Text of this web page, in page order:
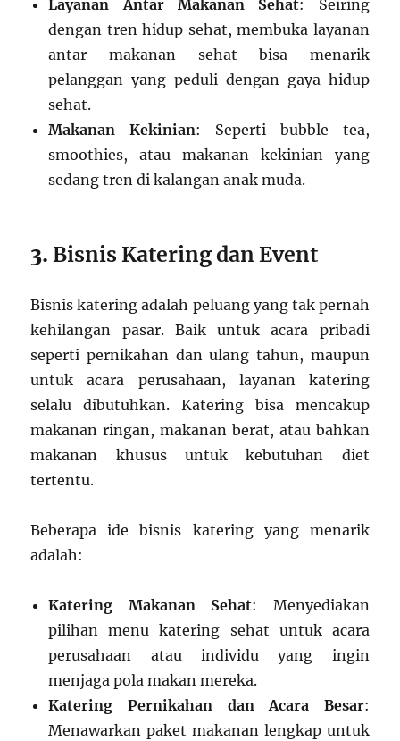
Layanan Antar Makanan Sehat: Seiring
dengan tren hidup sehat, membuka layanan
antar makanan sehat bisa menarik
pelanggan yang peduli dengan gaya hidup
sehat.
Makanan Kekinian: Seperti bubble tea,
smoothies, atau makanan kekinian yang
sedang tren di kalangan anak muda.
3. Bisnis Katering dan Event
Bisnis katering adalah peluang yang tak pernah
kehilangan pasar. Baik untuk acara pribadi
seperti pernikahan dan ulang tahun, maupun
untuk acara perusahaan, layanan katering
selalu dibutuhkan. Katering bisa mencakup
makanan ringan, makanan berat, atau bahkan
makanan khusus untuk kebutuhan diet
tertentu.
Beberapa ide bisnis katering yang menarik
adalah:
Katering Makanan Sehat: Menyediakan
pilihan menu katering sehat untuk acara
perusahaan atau individu yang ingin
menjaga pola makan mereka.
Katering Pernikahan dan Acara Besar:
Menawarkan paket makanan lengkap untuk